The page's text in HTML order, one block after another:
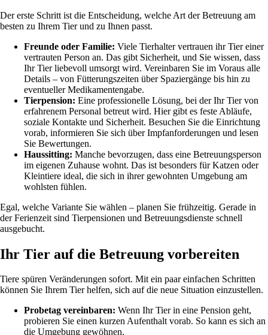
Der erste Schritt ist die Entscheidung, welche Art der Betreuung am
besten zu Ihrem Tier und zu Ihnen passt.
Freunde oder Familie: Viele Tierhalter vertrauen ihr Tier einer
vertrauten Person an. Das gibt Sicherheit, und Sie wissen, dass
Ihr Tier liebevoll umsorgt wird. Vereinbaren Sie im Voraus alle
Details – von Fütterungszeiten über Spaziergänge bis hin zu
eventueller Medikamentengabe.
Tierpension: Eine professionelle Lösung, bei der Ihr Tier von
erfahrenem Personal betreut wird. Hier gibt es feste Abläufe,
soziale Kontakte und Sicherheit. Besuchen Sie die Einrichtung
vorab, informieren Sie sich über Impfanforderungen und lesen
Sie Bewertungen.
Haussitting: Manche bevorzugen, dass eine Betreuungsperson
im eigenen Zuhause wohnt. Das ist besonders für Katzen oder
Kleintiere ideal, die sich in ihrer gewohnten Umgebung am
wohlsten fühlen.
Egal, welche Variante Sie wählen – planen Sie frühzeitig. Gerade in
der Ferienzeit sind Tierpensionen und Betreuungsdienste schnell
ausgebucht.
Ihr Tier auf die Betreuung vorbereiten
Tiere spüren Veränderungen sofort. Mit ein paar einfachen Schritten
können Sie Ihrem Tier helfen, sich auf die neue Situation einzustellen.
Probetag vereinbaren: Wenn Ihr Tier in eine Pension geht,
probieren Sie einen kurzen Aufenthalt vorab. So kann es sich an
die Umgebung gewöhnen.